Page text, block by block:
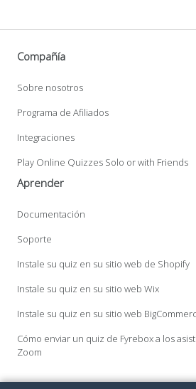
Compañía
Sobre nosotros
Programa de Afiliados
Integraciones
Play Online Quizzes Solo or with Friends
Aprender
Documentación
Soporte
Instale su quiz en su sitio web de Shopify
Instale su quiz en su sitio web Wix
Instale su quiz en su sitio web
Cómo enviar un quiz de Fyrebox a los
Zoom